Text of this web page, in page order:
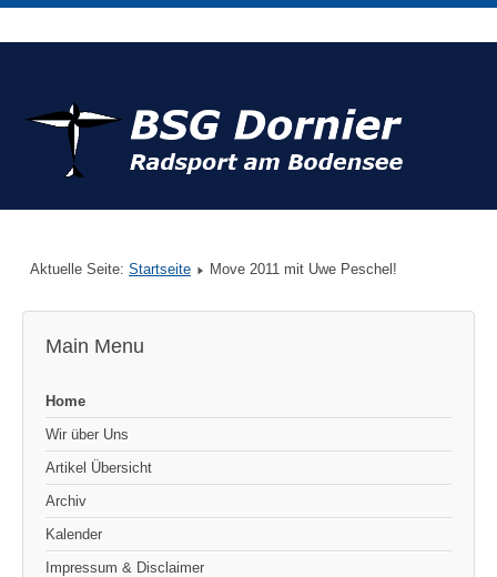
Aktuelle Seite: Startseite Move 2011 mit Uwe Peschel!
Main Menu
Home
Wir über Uns
Artikel Übersicht
Archiv
Kalender
Impressum & Disclaimer